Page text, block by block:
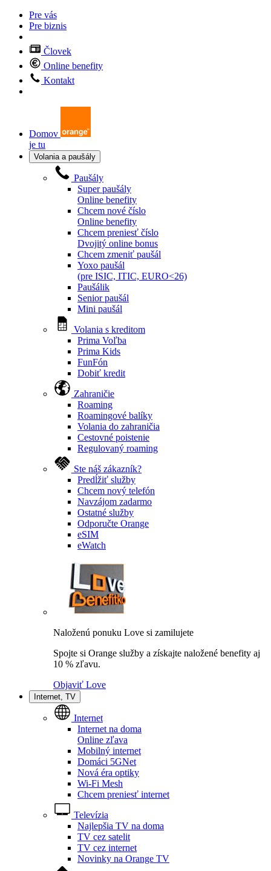
Pre vás
Pre biznis
Človek
Online benefity
Kontakt
Domov
je tu
Volania a paušály
Paušály
Super paušály
Online benefity
Chcem nové číslo
Online benefity
Chcem preniesť číslo
Dvojitý online bonus
Chcem zmeniť paušál
Yoxo paušál
(pre ISIC, ITIC, EURO<26)
Paušálik
Senior paušál
Mini paušál
Volania s kreditom
Prima Voľba
Prima Kids
FunFón
Dobiť kredit
Zahraničie
Roaming
Roamingové balíky
Volania do zahraničia
Cestovné poistenie
Regulovaný roaming
Ste náš zákazník?
Predĺžiť služby
Chcem nový telefón
Navzájom zadarmo
Ostatné služby
Odporučte Orange
eSIM
eWatch
Naloženú ponuku Love si zamilujete
Spojte si Orange služby a získajte naložené benefity aj
10 % zľavu.
Objaviť Love
Internet, TV
Internet
Internet na doma
Online zľava
Mobilný internet
Domáci 5GNet
Nová éra optiky
Wi-Fi Mesh
Chcem preniesť internet
Televízia
Najlepšia TV na doma
TV cez satelit
TV cez internet
Novinky na Orange TV